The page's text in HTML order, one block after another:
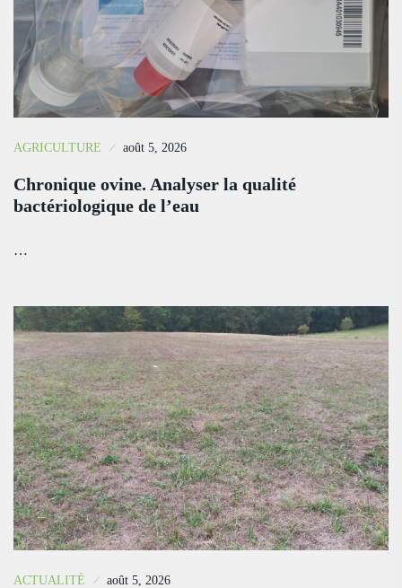
AGRICULTURE août 5, 2026
Chronique ovine. Analyser la qualité
bactériologique de l’eau
…
ACTUALITÉ août 5, 2026